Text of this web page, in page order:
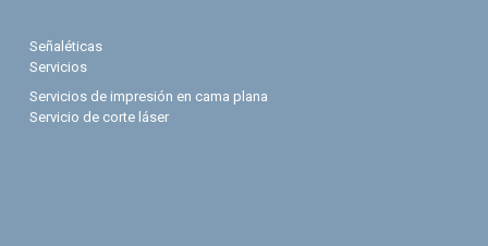
Señaléticas
Servicios
Servicios de impresión en cama plana
Servicio de corte láser